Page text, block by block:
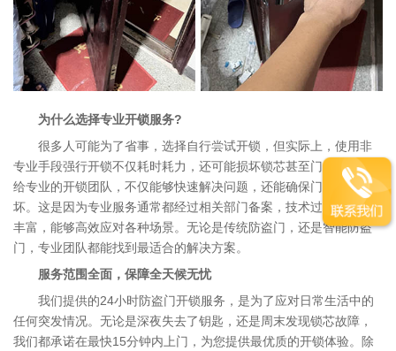
为什么选择专业开锁服务?
很多人可能为了省事，选择自行尝试开锁，但实际上，使用非
专业手段强行开锁不仅耗时耗力，还可能损坏锁芯甚至门体。而交
给专业的开锁团队，不仅能够快速解决问题，还能确保门锁不受损
坏。这是因为专业服务通常都经过相关部门备案，技术过硬，经验
丰富，能够高效应对各种场景。无论是传统防盗门，还是智能防盗
门，专业团队都能找到最适合的解决方案。
服务范围全面，保障全天候无忧
我们提供的24小时防盗门开锁服务，是为了应对日常生活中的
任何突发情况。无论是深夜失去了钥匙，还是周末发现锁芯故障，
我们都承诺在最快15分钟内上门，为您提供最优质的开锁体验。除